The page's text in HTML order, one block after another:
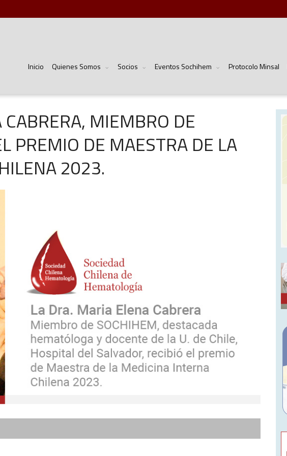
Inicio Quienes Somos Socios Eventos Sochihem Protocolo Minsal
MIEMBRO DE
PREMIO DE MAESTRA DE LA
2023.